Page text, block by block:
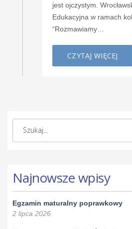
jest ojczystym.
Edukacyjna w ramach
“Rozmawiamy…
CZYTAJ WIĘCEJ
Najnowsze wpisy
Egzamin maturalny poprawkowy
2 lipca 2026